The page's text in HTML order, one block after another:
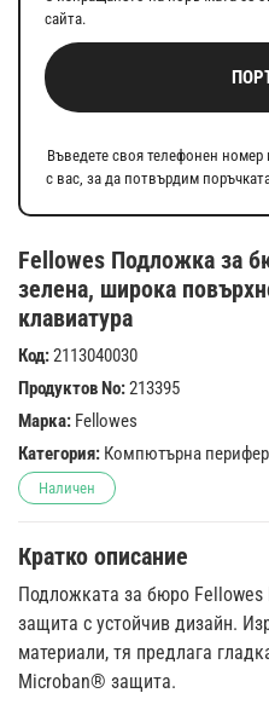
Fellowes Подложка за
зелена, широка
клавиатура
Код:2113040030
Продуктов No:213395
Марка: Fellowes
Категория: Компютърна
Наличен
Кратко описание
Подложката за бюро Fellowes
защита с устойчив дизайн.
материали, тя предлага
Microban® защита.
сайта.
Въведете своя телефонен
с вас, за да потвърдим